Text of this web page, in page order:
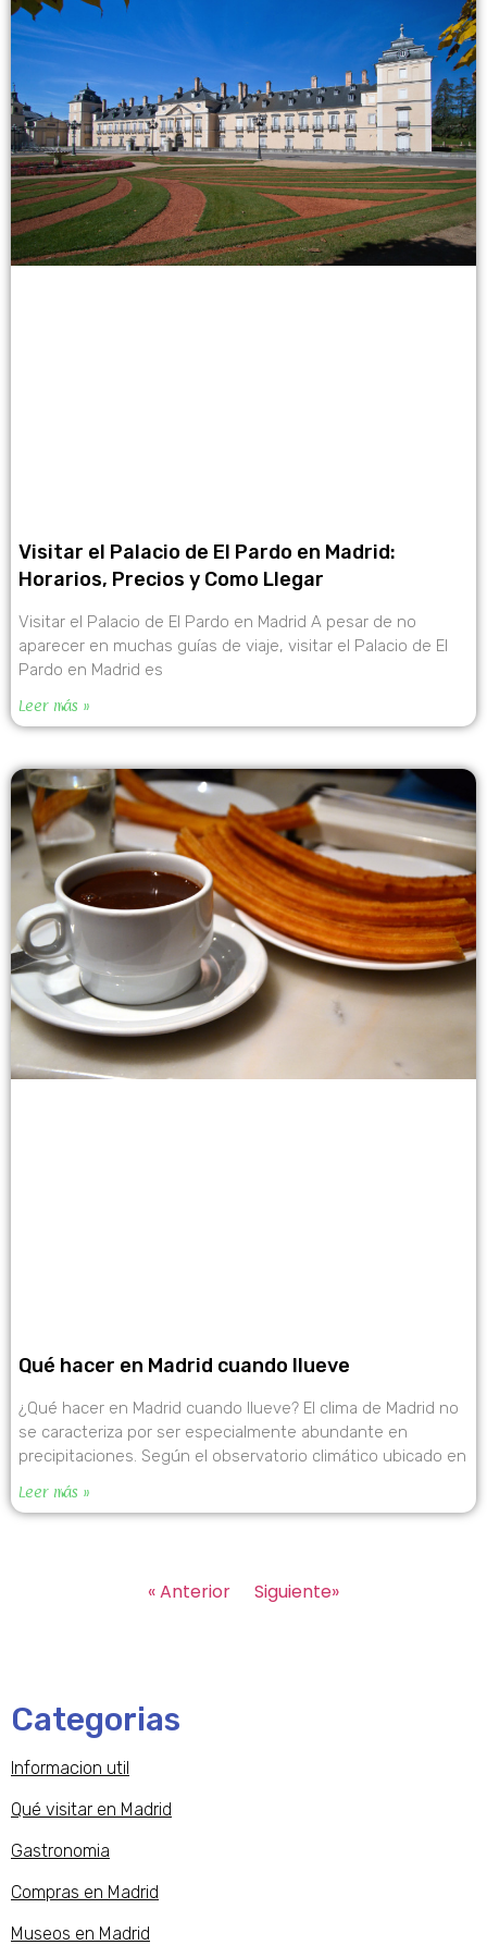
Visitar el Palacio de El Pardo en Madrid:
Horarios, Precios y Como Llegar
Visitar el Palacio de El Pardo en Madrid A pesar de no
aparecer en muchas guías de viaje, visitar el Palacio de El
Pardo en Madrid es
Leer más »
Qué hacer en Madrid cuando llueve
¿Qué hacer en Madrid cuando llueve? El clima de Madrid no
se caracteriza por ser especialmente abundante en
precipitaciones. Según el observatorio climático ubicado en
Leer más »
« Anterior Siguiente»
Categorias
Informacion util
Qué visitar en Madrid
Gastronomia
Compras en Madrid
Museos en Madrid